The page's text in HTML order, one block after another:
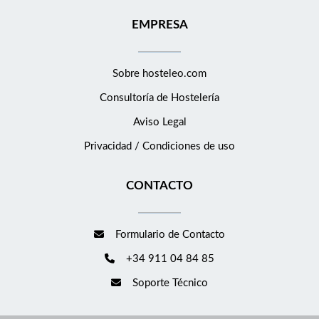
EMPRESA
Sobre hosteleo.com
Consultoría de Hostelería
Aviso Legal
Privacidad / Condiciones de uso
CONTACTO
Formulario de Contacto
+34 911 04 84 85
Soporte Técnico